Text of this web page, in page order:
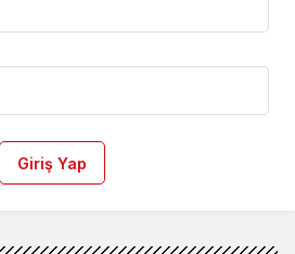
Giriş Yap